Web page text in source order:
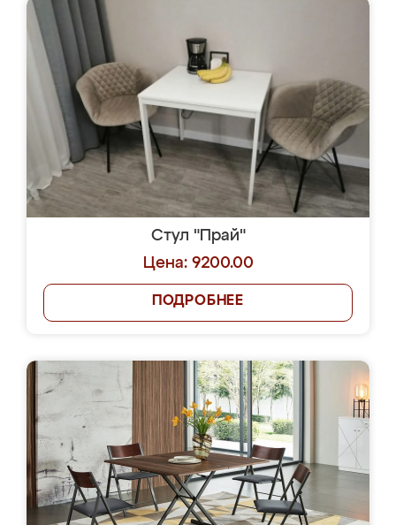
Стул "Прай"
Цена: 9200.00
ПОДРОБНЕЕ